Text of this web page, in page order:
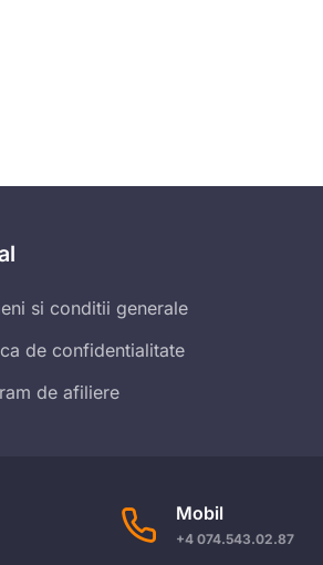
si conditii generale
de confidentialitate
de afiliere
Mobil
+4 074.543.02.87